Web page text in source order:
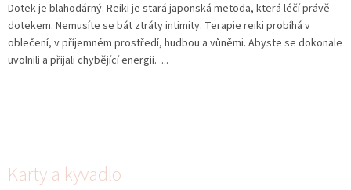
Dotek je blahodárný. Reiki je stará japonská metoda, která léčí právě
dotekem. Nemusíte se bát ztráty intimity. Terapie reiki probíhá v
oblečení, v příjemném prostředí, hudbou a vůněmi. Abyste se dokonale
uvolnili a přijali chybějící energii. ...
Karty a kyvadlo